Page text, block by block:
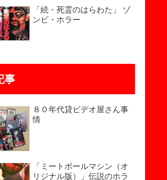
「続・死霊のはらわた」 ゾ
ンビ・ホラー
事
８０年代貸ビデオ屋さん事
情
「ミートボールマシン（オ
リジナル版）」伝説のホラ